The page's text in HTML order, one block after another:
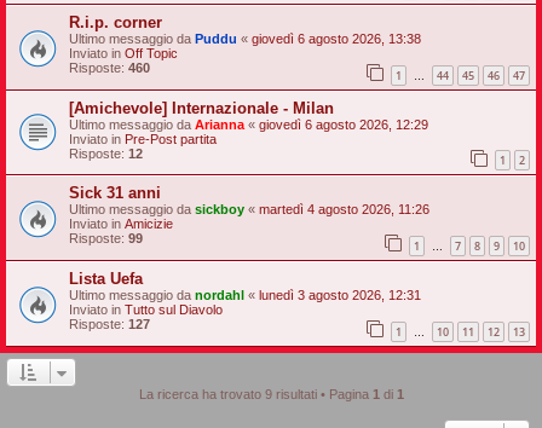
R.i.p. corner
Ultimo messaggio da Puddu « giovedì 6 agosto 2026, 13:38
Inviato in Off Topic
Risposte: 460 1 … 44 45 46 47
[Amichevole] Internazionale - Milan
Ultimo messaggio da Arianna « giovedì 6 agosto 2026, 12:29
Inviato in Pre-Post partita
Risposte: 12 1 2
Sick 31 anni
Ultimo messaggio da sickboy « martedì 4 agosto 2026, 11:26
Inviato in Amicizie
Risposte: 99 1 … 7 8 9 10
Lista Uefa
Ultimo messaggio da nordahl « lunedì 3 agosto 2026, 12:31
Inviato in Tutto sul Diavolo
Risposte: 127 1 … 10 11 12 13
La ricerca ha trovato 9 risultati • Pagina 1 di 1